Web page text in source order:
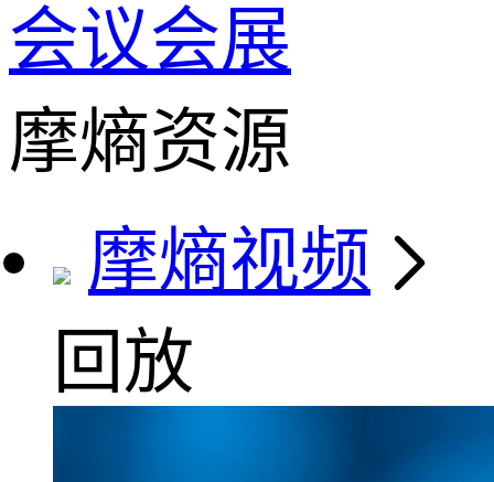
会议会展
摩熵资源
摩熵视频
回放